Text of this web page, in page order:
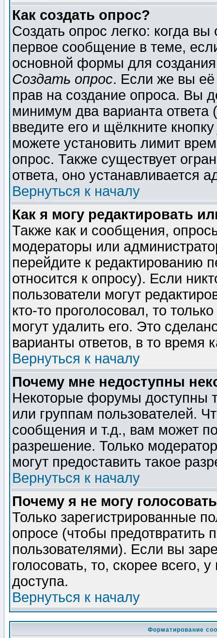
Как создать опрос?
Создать опрос легко: когда
первое сообщение в теме,
основной формы для
Создать опрос. Если же вы её
прав на создание опроса. Вы
минимум два варианта ответа
введите его и щёлкните
можете установить лимит
опрос. Также существует
ответа, оно устанавливается
Вернуться к началу
Как я могу редактировать
Также как и сообщения,
модераторы или
перейдите к редактированию
относится к опросу). Если
пользователи могут
кто-то проголосовал, то
могут удалить его. Это
варианты ответов, в то время
Вернуться к началу
Почему мне недоступны
Некоторые форумы доступны
или группам пользователей.
сообщения и т.д., вам может
разрешение. Только
могут предоставить такое
Вернуться к началу
Почему я не могу
Только зарегистрированные
опросе (чтобы предотвратить
пользователями). Если вы
голосовать, то, скорее всего,
доступа.
Вернуться к началу
Форматирование